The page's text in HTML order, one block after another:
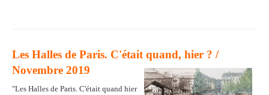
Les Halles de Paris. C'était quand, hier ? /
Novembre 2019
"Les Halles de Paris. C'était quand hier